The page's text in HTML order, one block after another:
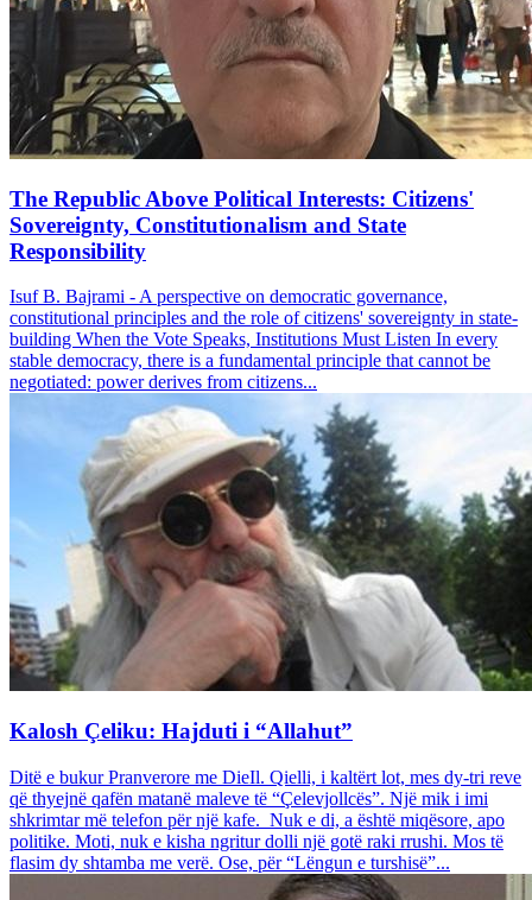
The Republic Above Political Interests: Citizens'
Sovereignty, Constitutionalism and State
Responsibility
Isuf B. Bajrami - A perspective on democratic governance,
constitutional principles and the role of citizens' sovereignty in state-
building When the Vote Speaks, Institutions Must Listen In every
stable democracy, there is a fundamental principle that cannot be
negotiated: power derives from citizens...
Kalosh Çeliku: Hajduti i “Allahut”
Ditë e bukur Pranverore me DieIl. Qielli, i kaltërt lot, mes dy-tri reve
që thyejnë qafën matanë maleve të “Çelevjollcës”. Një mik i imi
shkrimtar më telefon për një kafe. Nuk e di, a është miqësore, apo
politike. Moti, nuk e kisha ngritur dolli një gotë raki rrushi. Mos të
flasim dy shtamba me verë. Ose, për “Lëngun e turshisë”...